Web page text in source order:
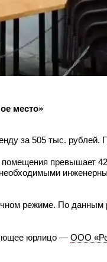
место»
за 505 тыс. рублей.
превышает
режиме. По
юрлицо — ООО